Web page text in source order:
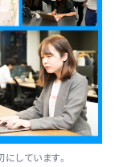
しています。